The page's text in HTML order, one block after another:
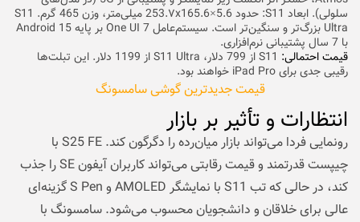
سلولی). ابعاد S11: حدود 253.۷x165.6×5.6 میلی‌متر، وزن 465 گرم. S11
Ultra بزرگ‌تر و سنگین‌تر است. سیستم‌عامل One UI 7 بر پایه Android 15
با 7 سال پشتیبانی نرم‌افزاری.
قیمت احتمالی:
S11 از 799 دلار، S11 Ultra از 1199 دلار. این تبلت‌ها
رقیبی جدی برای iPad Pro خواهند بود.
قیمت جدیدترین گوشی سامسونگ
انتظارات و تأثیر بر بازار
رونمایی فردا می‌تواند بازار میان‌رده را دگرگون کند. S25 FE با
چیپست قدرتمند و قیمت رقابتی می‌تواند کاربران آیفون SE را جذب
کند، در حالی که تب S11 با نمایشگر AMOLED و S Pen گزینه‌ای
عالی برای خلاقان و دانشجویان محسوب می‌شود. سامسونگ با